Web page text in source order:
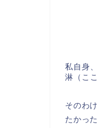
私自身
淋（こ
そのわ
たかっ